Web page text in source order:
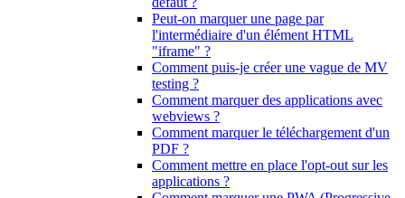
Peut-on marquer une page par
l'intermédiaire d'un élément HTML
"iframe" ?
Comment puis-je créer une vague de MV
testing ?
Comment marquer des applications avec
webviews ?
Comment marquer le téléchargement d'un
PDF ?
Comment mettre en place l'opt-out sur les
applications ?